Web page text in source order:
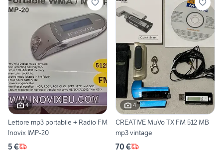
4
Lettore mp3 portabile + Radio FM
Inovix IMP-20
5 €
4
CREATIVE MuVo TX FM 512 MB
mp3 vintage
70 €